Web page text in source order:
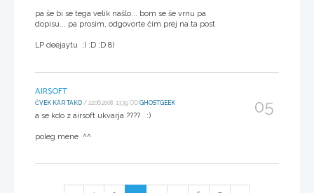
pa še bi se tega velik našlo... bom se še vrnu pa
dopisu... pa prosim, odgovorte čim prej na ta post
LP deejaytu ;) :D ;D 8)
AIRSOFT
ČVEK KAR TAKO / 22.06.2008, 13:39 OD GHOSTGEEK
a se kdo z airsoft ukvarja ???? :)
poleg mene ^^
05